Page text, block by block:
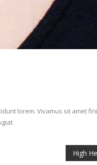
lorem. Vivamus sit amet
High